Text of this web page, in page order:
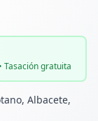
Tasación gratuita
Albacete,